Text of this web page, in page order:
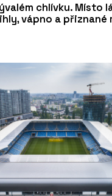
chlívku. Místo
vápno a přiznané